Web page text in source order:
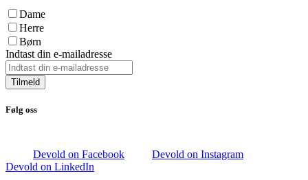
Dame
Herre
Børn
Indtast din e-mailadresse
Tilmeld
Følg oss
Devold on Facebook
Devold on Instagram
Devold on LinkedIn